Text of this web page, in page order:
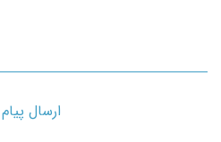
ارسال پیام از